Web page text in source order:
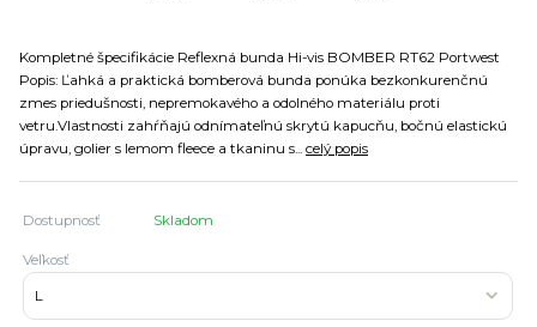
Kompletné špecifikácie Reflexná bunda Hi-vis BOMBER RT62 Portwest
Popis: Ľahká a praktická bomberová bunda ponúka bezkonkurenčnú
zmes priedušnosti, nepremokavého a odolného materiálu proti
vetru.Vlastnosti zahŕňajú odnímateľnú skrytú kapucňu, bočnú elastickú
úpravu, golier s lemom fleece a tkaninu s... celý popis
Dostupnosť Skladom
Veľkosť